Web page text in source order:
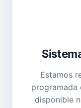
Estamos
programada
disponible